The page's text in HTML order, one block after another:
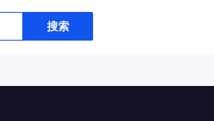
搜索